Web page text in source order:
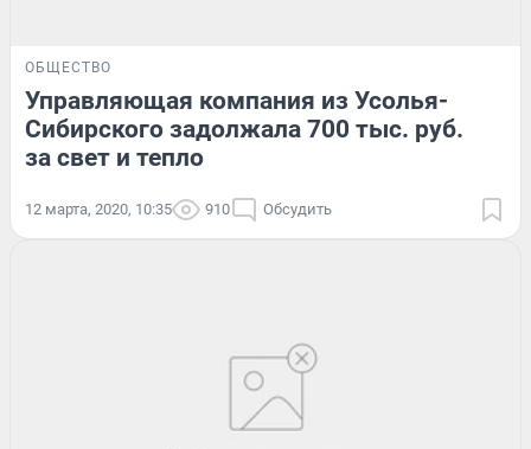
ОБЩЕСТВО
Управляющая компания из Усолья-
Сибирского задолжала 700 тыс. руб.
за свет и тепло
12 марта, 2020, 10:35 910 Обсудить